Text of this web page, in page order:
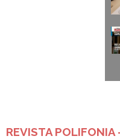
REVISTA POLIFONIA